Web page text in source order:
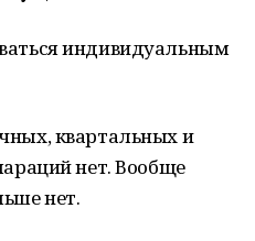
индивидуальным
квартальных и
нет. Вообще
нет.